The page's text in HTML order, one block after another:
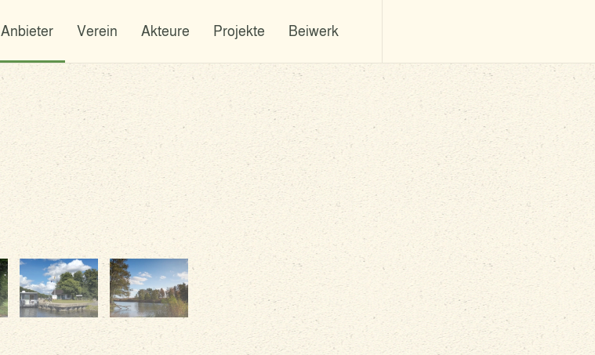
Anbieter Verein Akteure Projekte Beiwerk